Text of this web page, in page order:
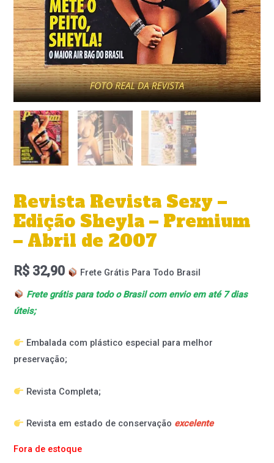
Revista Revista Sexy –
Edição Sheyla – Premium
– Abril de 2007
R$ 32,90
Frete Grátis Para Todo Brasil
Frete grátis para todo o Brasil com envio em até 7 dias
úteis;
Embalada com plástico especial para melhor
preservação;
Revista Completa;
Revista em estado de conservação excelente
Fora de estoque